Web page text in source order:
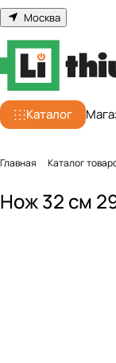
Москва
Каталог
Главная Каталог
Нож 32 см